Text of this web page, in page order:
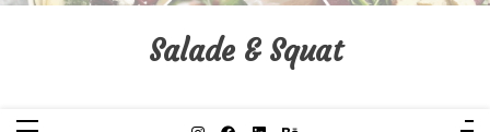
Aller
Salade & Squat